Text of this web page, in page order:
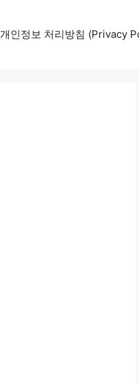
개인정보 처리방침 (Privacy